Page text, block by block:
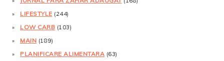
LIFESTYLE (244)
LOW CARB (103)
MAIN (189)
PLANIFICARE ALIMENTARA (63)